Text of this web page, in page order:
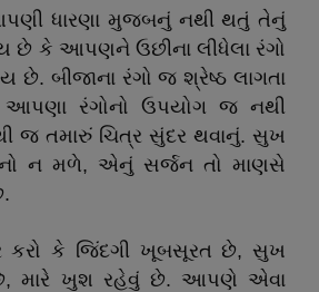
ધારણા મુજબનું નથી થતું તેનું
છે કે આપણને ઉછીના લીધેલા રંગો
છે. બીજાના રંગો જ શ્રેષ્ઠ લાગતા
રંગોનો ઉપયોગ જ નથી
જ તમારું ચિત્ર સુંદર થવાનું. સુખ
ન મળે, એનું સર્જન તો માણસે
કરો કે જિંદગી ખૂબસૂરત છે, સુખ
,મારે ખુશ રહેવું છે. આપણે એવા